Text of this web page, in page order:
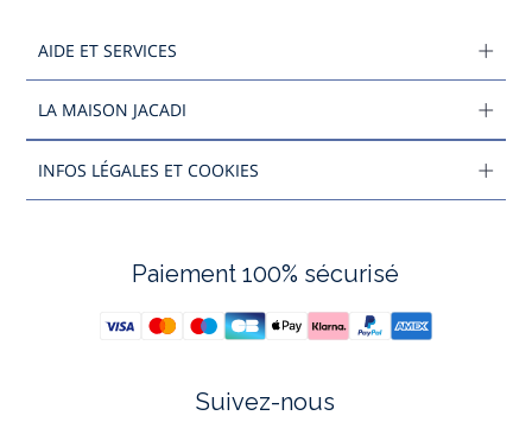
AIDE ET SERVICES
LA MAISON JACADI
INFOS LÉGALES ET COOKIES
Paiement 100% sécurisé
Suivez-nous